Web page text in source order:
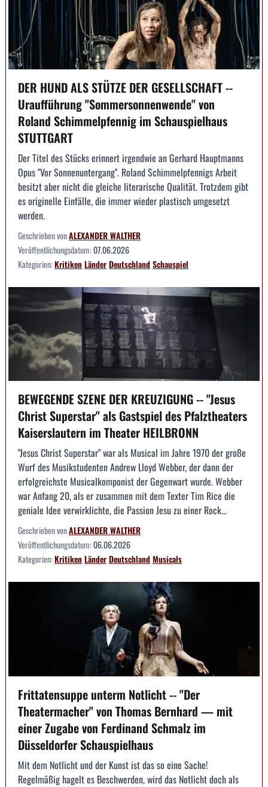
DER HUND ALS STÜTZE DER GESELLSCHAFT --
Uraufführung "Sommersonnenwende" von
Roland Schimmelpfennig im Schauspielhaus
STUTTGART
Der Titel des Stücks erinnert irgendwie an Gerhard Hauptmanns
Opus "Vor Sonnenuntergang". Roland Schimmelpfennigs Arbeit
besitzt aber nicht die gleiche literarische Qualität. Trotzdem gibt
es originelle Einfälle, die immer wieder plastisch umgesetzt
werden.
Geschrieben vonALEXANDER WALTHER
Veröffentlichungsdatum:07.06.2026
Kategorien:KritikenLänderDeutschlandSchauspiel
BEWEGENDE SZENE DER KREUZIGUNG -- "Jesus
Christ Superstar" als Gastspiel des Pfalztheaters
Kaiserslautern im Theater HEILBRONN
"Jesus Christ Superstar" war als Musical im Jahre 1970 der große
Wurf des Musikstudenten Andrew Lloyd Webber, der dann der
erfolgreichste Musicalkomponist der Gegenwart wurde. Webber
war Anfang 20, als er zusammen mit dem Texter Tim Rice die
geniale Idee verwirklichte, die Passion Jesu zu einer Rock...
Geschrieben vonALEXANDER WALTHER
Veröffentlichungsdatum:06.06.2026
Kategorien:KritikenLänderDeutschlandMusicals
Frittatensuppe unterm Notlicht -- "Der
Theatermacher" von Thomas Bernhard — mit
einer Zugabe von Ferdinand Schmalz im
Düsseldorfer Schauspielhaus
Mit dem Notlicht und der Kunst ist das so eine Sache!
Regelmäßig hagelt es Beschwerden, wird das Notlicht doch als